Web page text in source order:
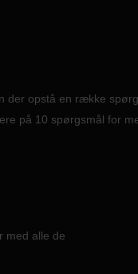
opstå en række
på 10 spørgsmål for
med alle de